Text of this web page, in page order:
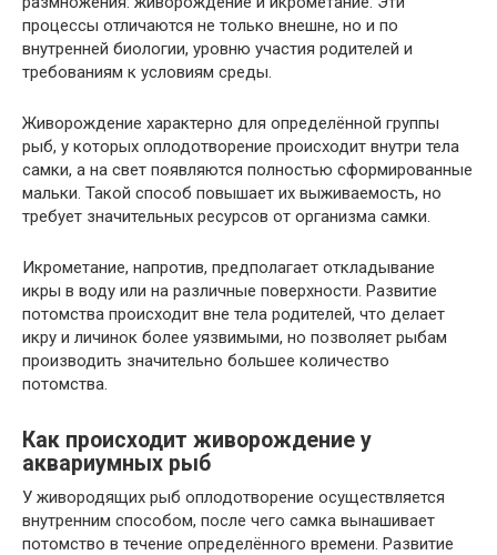
процессы отличаются не только внешне, но и по
внутренней биологии, уровню участия родителей и
требованиям к условиям среды.
Живорождение характерно для определённой группы
рыб, у которых оплодотворение происходит внутри тела
самки, а на свет появляются полностью сформированные
мальки. Такой способ повышает их выживаемость, но
требует значительных ресурсов от организма самки.
Икрометание, напротив, предполагает откладывание
икры в воду или на различные поверхности. Развитие
потомства происходит вне тела родителей, что делает
икру и личинок более уязвимыми, но позволяет рыбам
производить значительно большее количество
потомства.
Как происходит живорождение у
аквариумных рыб
У живородящих рыб оплодотворение осуществляется
внутренним способом, после чего самка вынашивает
потомство в течение определённого времени. Развитие